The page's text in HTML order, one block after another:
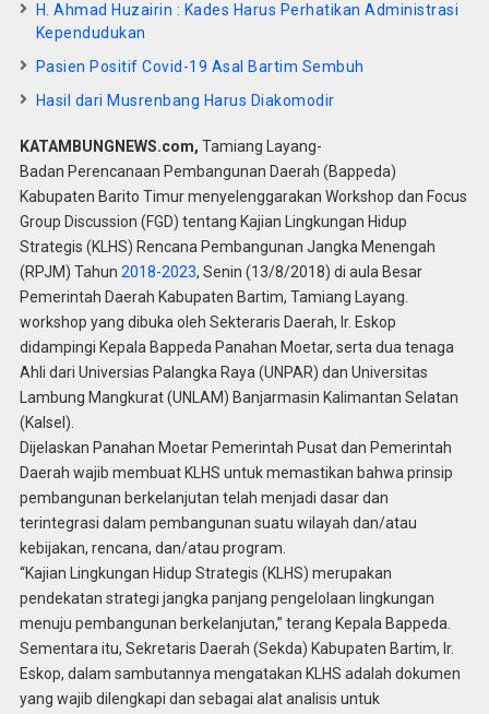
H. Ahmad Huzairin : Kades Harus Perhatikan Administrasi
Kependudukan
Pasien Positif Covid-19 Asal Bartim Sembuh
Hasil dari Musrenbang Harus Diakomodir
KATAMBUNGNEWS.com, Tamiang Layang-
Badan Perencanaan Pembangunan Daerah (Bappeda)
Kabupaten Barito Timur menyelenggarakan Workshop dan Focus
Group Discussion (FGD) tentang Kajian Lingkungan Hidup
Strategis (KLHS) Rencana Pembangunan Jangka Menengah
(RPJM) Tahun 2018-2023, Senin (13/8/2018) di aula Besar
Pemerintah Daerah Kabupaten Bartim, Tamiang Layang.
workshop yang dibuka oleh Sekteraris Daerah, Ir. Eskop
didampingi Kepala Bappeda Panahan Moetar, serta dua tenaga
Ahli dari Universias Palangka Raya (UNPAR) dan Universitas
Lambung Mangkurat (UNLAM) Banjarmasin Kalimantan Selatan
(Kalsel).
Dijelaskan Panahan Moetar Pemerintah Pusat dan Pemerintah
Daerah wajib membuat KLHS untuk memastikan bahwa prinsip
pembangunan berkelanjutan telah menjadi dasar dan
terintegrasi dalam pembangunan suatu wilayah dan/atau
kebijakan, rencana, dan/atau program.
“Kajian Lingkungan Hidup Strategis (KLHS) merupakan
pendekatan strategi jangka panjang pengelolaan lingkungan
menuju pembangunan berkelanjutan,” terang Kepala Bappeda.
Sementara itu, Sekretaris Daerah (Sekda) Kabupaten Bartim, Ir.
Eskop, dalam sambutannya mengatakan KLHS adalah dokumen
yang wajib dilengkapi dan sebagai alat analisis untuk